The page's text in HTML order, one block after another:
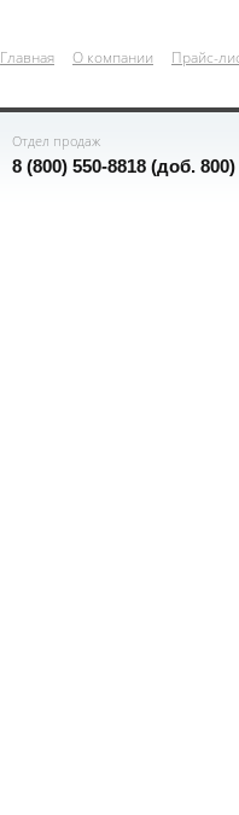
Главная О компании Прайс-
Отдел продаж
8 (800) 550-8818 (доб. 800)